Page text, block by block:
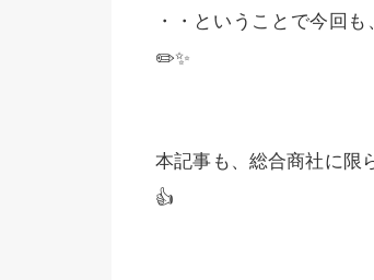
・・ということで今回
✏️✨
本記事も、総合商社に限
👍